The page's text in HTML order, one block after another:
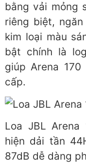
bằng vải mỏng
riêng biệt,
kim loại màu
bật chính là
giúp Arena
cấp.
Loa JBL
hiện dải tần
87dB dễ dàng